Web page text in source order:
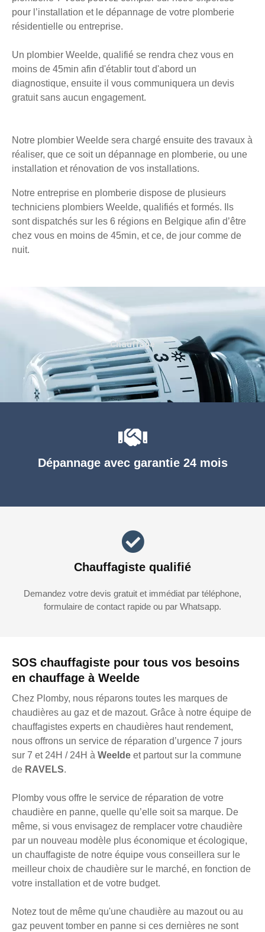
pour l’installation et le dépannage de votre plomberie
résidentielle ou entreprise.
Un plombier Weelde, qualifié se rendra chez vous en
moins de 45min afin d'établir tout d'abord un
diagnostique, ensuite il vous communiquera un devis
gratuit sans aucun engagement.
Notre plombier Weelde sera chargé ensuite des travaux à
réaliser, que ce soit un dépannage en plomberie, ou une
installation et rénovation de vos installations.
Notre entreprise en plomberie dispose de plusieurs
techniciens plombiers Weelde, qualifiés et formés. Ils
sont dispatchés sur les 6 régions en Belgique afin d’être
chez vous en moins de 45min, et ce, de jour comme de
nuit.
SOS chauffagiste pour tous vos besoins
en chauffage à Weelde
Chez Plomby, nous réparons toutes les marques de
chaudières au gaz et de mazout. Grâce à notre équipe de
chauffagistes experts en chaudières haut rendement,
nous offrons un service de réparation d’urgence 7 jours
sur 7 et 24H / 24H à Weelde et partout sur la commune
de RAVELS.
Plomby vous offre le service de réparation de votre
chaudière en panne, quelle qu’elle soit sa marque. De
même, si vous envisagez de remplacer votre chaudière
par un nouveau modèle plus économique et écologique,
un chauffagiste de notre équipe vous conseillera sur le
meilleur choix de chaudière sur le marché, en fonction de
votre installation et de votre budget.
Notez tout de même qu'une chaudière au mazout ou au
gaz peuvent tomber en panne si ces dernières ne sont
Dépannage avec garantie 24 mois
Chauffagiste qualifié
Demandez votre devis gratuit et immédiat par téléphone,
formulaire de contact rapide ou par Whatsapp.
Chauffage